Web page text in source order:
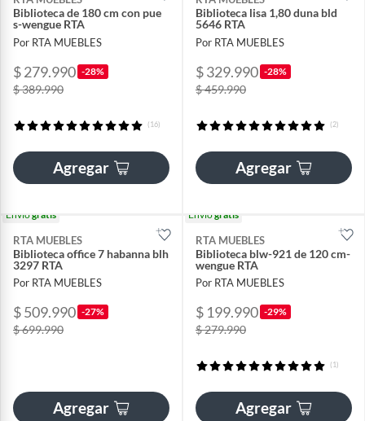
Biblioteca de 180 cm con pue
s-wengue RTA
Por RTA MUEBLES
$ 279.990 -28%
$ 389.990
(16)
Agregar
Biblioteca lisa 1,80 duna bld
5646 RTA
Por RTA MUEBLES
$ 329.990 -28%
$ 459.990
(2)
Agregar
Envíogratis
RTA MUEBLES
Biblioteca office 7 habanna blh
3297 RTA
Por RTA MUEBLES
$ 509.990 -27%
$ 699.990
Agregar
Envíogratis
RTA MUEBLES
Biblioteca blw-921 de 120 cm-
wengue RTA
Por RTA MUEBLES
$ 199.990 -29%
$ 279.990
(1)
Agregar